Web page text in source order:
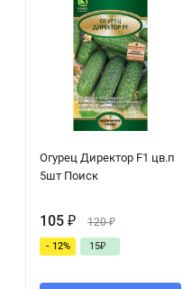
Огурец Директор F1 цв.п
5шт Поиск
105 ₽ 120₽
- 12% 15₽